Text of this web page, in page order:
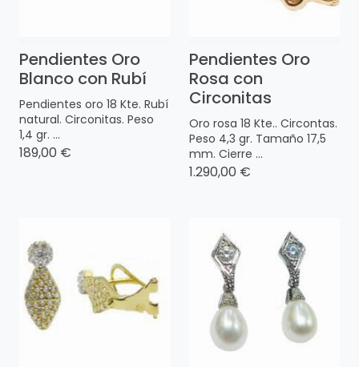
Pendientes Oro
Blanco con Rubí
Pendientes oro 18 Kte. Rubí
natural. Circonitas. Peso
1,4 gr. ...
189,00 €
Pendientes Oro
Rosa con
Circonitas
Oro rosa 18 Kte.. Circontas.
Peso 4,3 gr. Tamaño 17,5
mm. Cierre ...
1.290,00 €